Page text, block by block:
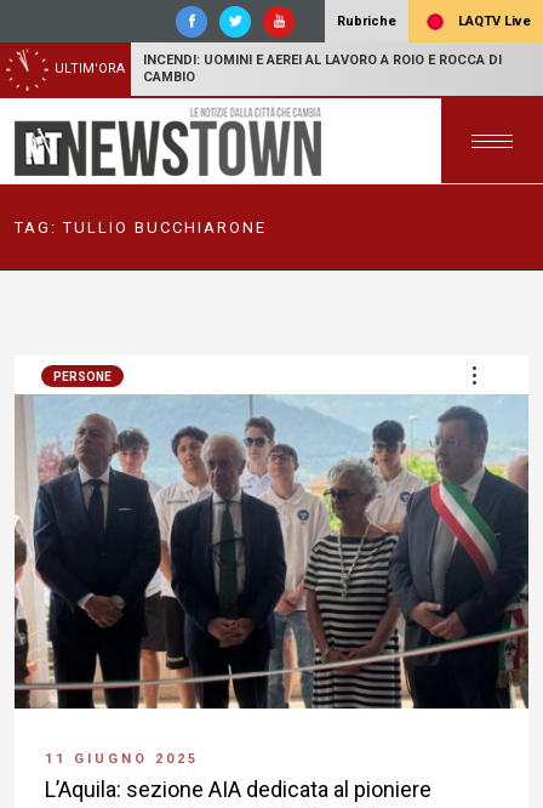
Rubriche LAQTV Live
ULTIM'ORA
INCENDI: UOMINI E AEREI AL LAVORO A ROIO E ROCCA DI
CAMBIO
TAG:TULLIO BUCCHIARONE
PERSONE
11 GIUGNO 2025
L’Aquila: sezione AIA dedicata al pioniere